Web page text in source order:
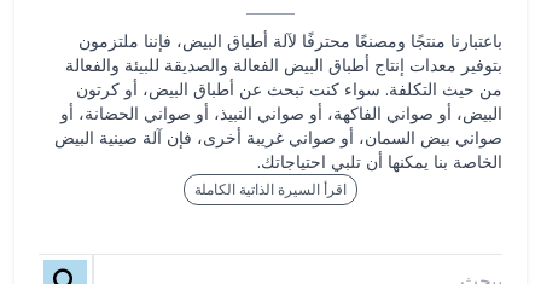
باعتبارنا منتجًا ومصنعًا محترفًا لآلة أطباق البيض، فإننا ملتزمون
بتوفير معدات إنتاج أطباق البيض الفعالة والصديقة للبيئة والفعالة
من حيث التكلفة. سواء كنت تبحث عن أطباق البيض، أو كرتون
البيض، أو صواني الفاكهة، أو صواني النبيذ، أو صواني الحضانة، أو
صواني بيض السمان، أو صواني غريبة أخرى، فإن آلة صينية البيض
الخاصة بنا يمكنها أن تلبي احتياجاتك.
اقرأ السيرة الذاتية الكاملة